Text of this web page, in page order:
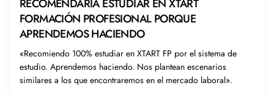
RECOMENDARÍA ESTUDIAR EN XTART
FORMACIÓN PROFESIONAL PORQUE
APRENDEMOS HACIENDO
«Recomiendo 100% estudiar en XTART FP por el sistema de
estudio. Aprendemos haciendo. Nos plantean escenarios
similares a los que encontraremos en el mercado laboral».